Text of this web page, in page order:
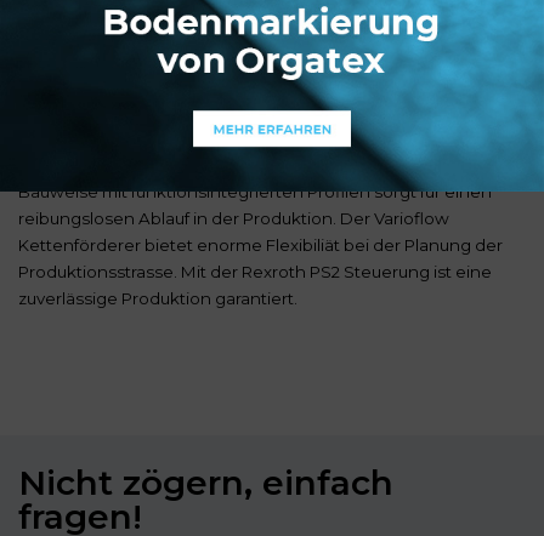
Damit wir unsere Möglichkeiten für den Bau von
Transfertechnik in allen Varianten an einer Messe
demonstrieren können, haben wir diese Vorführzelle für
Fördertechnik und Varioflow gebaut. Die Transferzelle zeigt im
kleinen Massstab alle Gesichtspunkte der Fördertechnik wie
beispielsweise die verschiedenen Antriebstechniken sowie
Start- und Stop bzw. Hub- und Senkeinheit. Die robuste
Bauweise mit funktionsintegrierten Profilen sorgt für einen
reibungslosen Ablauf in der Produktion. Der Varioflow
Kettenförderer bietet enorme Flexibiliät bei der Planung der
Produktionsstrasse. Mit der Rexroth PS2 Steuerung ist eine
zuverlässige Produktion garantiert.
Nicht zögern, einfach
fragen!